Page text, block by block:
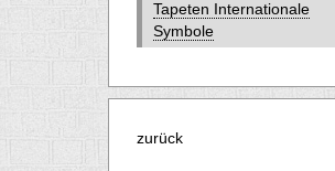
Tapeten Internationale
Symbole
zurück